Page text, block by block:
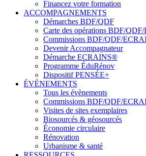
Financez votre formation
ACCOMPAGNEMENTS
Démarches BDF/QDF
Carte des opérations BDF/
Commissions BDF/QDF/
Devenir Accompagnateur
Démarche ECRAINS®
Programme ÉduRénov
Dispositif PENSÉE+
ÉVÉNEMENTS
Tous les évènements
Commissions BDF/QDF/
Visites de sites exemplaires
Biosourcés & géosourcés
Économie circulaire
Rénovation
Urbanisme & santé